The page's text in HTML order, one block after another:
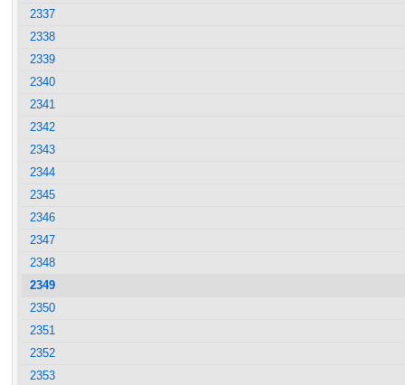
2337
2338
2339
2340
2341
2342
2343
2344
2345
2346
2347
2348
2349
2350
2351
2352
2353